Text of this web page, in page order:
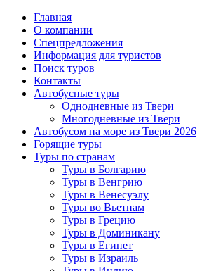
Главная
О компании
Спецпредложения
Информация для туристов
Поиск туров
Контакты
Автобусные туры
Однодневные из Твери
Многодневные из Твери
Автобусом на море из Твери 2026
Горящие туры
Туры по странам
Туры в Болгарию
Туры в Венгрию
Туры в Венесуэлу
Туры во Вьетнам
Туры в Грецию
Туры в Доминикану
Туры в Египет
Туры в Израиль